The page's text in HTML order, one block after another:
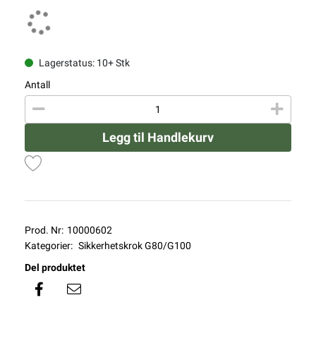
Lagerstatus: 10+ Stk
Antall
Legg til Handlekurv
Prod. Nr: 10000602
Kategorier: Sikkerhetskrok G80/G100
Del produktet